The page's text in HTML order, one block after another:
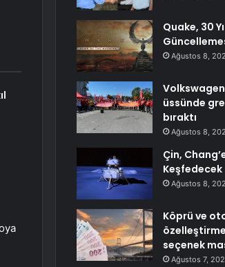
Quake, 30
Ağustos 8,
üssünde
bıraktı
Ağustos 8,
Çin,
Keşfedecek
Ağustos 8,
Köprü ve
seçenek
Ağustos 7,